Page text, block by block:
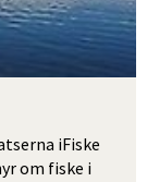
iFiske
om fiske i